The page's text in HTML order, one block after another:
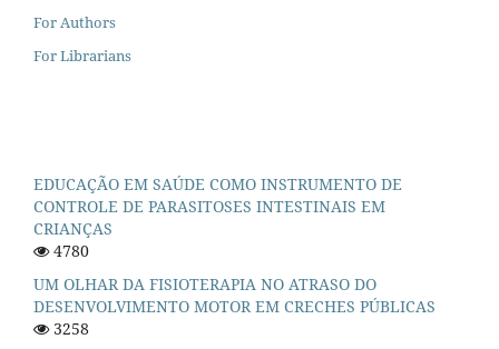
For Authors
For Librarians
EDUCAÇÃO EM SAÚDE COMO INSTRUMENTO DE
CONTROLE DE PARASITOSES INTESTINAIS EM
CRIANÇAS
4780
UM OLHAR DA FISIOTERAPIA NO ATRASO DO
DESENVOLVIMENTO MOTOR EM CRECHES PÚBLICAS
3258